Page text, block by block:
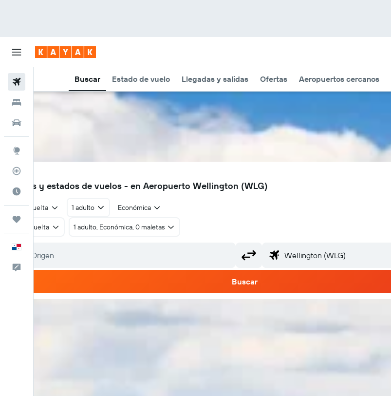
Buscar Estado de vuelo Llegadas y salidas Ofertas Aeropuertos cercanos
Cuándo ir
WLG
Vuelos y estados de vuelos - en Aeropuerto Wellington (WLG)
Ida y vuelta 1 adulto Económica
Ida y vuelta 1 adulto, Económica, 0 maletas
Buscar